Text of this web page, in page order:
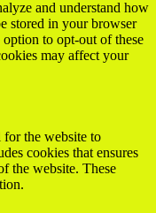
and understand how
stored in your browser
to opt-out of these
may affect your
for the website to
cookies that ensures
the website. These